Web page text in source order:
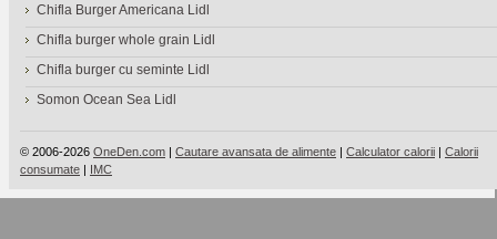
Chifla Burger Americana Lidl
Chifla burger whole grain Lidl
Chifla burger cu seminte Lidl
Somon Ocean Sea Lidl
© 2006-2026 OneDen.com | Cautare avansata de alimente | Calculator calorii | Calorii
consumate | IMC